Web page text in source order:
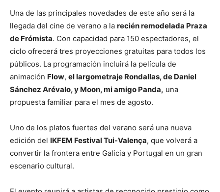
Una de las principales novedades de este año será la
llegada del cine de verano a la recién remodelada Praza
de Frómista. Con capacidad para 150 espectadores, el
ciclo ofrecerá tres proyecciones gratuitas para todos los
públicos. La programación incluirá la película de
animación Flow, el largometraje Rondallas, de Daniel
Sánchez Arévalo, y Moon, mi amigo Panda, una
propuesta familiar para el mes de agosto.
Uno de los platos fuertes del verano será una nueva
edición del IKFEM Festival Tui-Valença, que volverá a
convertir la frontera entre Galicia y Portugal en un gran
escenario cultural.